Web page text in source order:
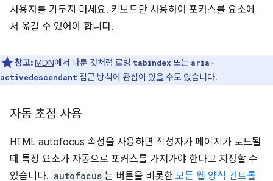
사용자를 가두지 마세요. 키보드만 사용하여 포커스를 요소에
서 옮길 수 있어야 합니다.
참고:MDN에서 다룬 것처럼 로빙 tabindex 또는 aria-
activedescendant 접근 방식에 관심이 있을 수도 있습니다.
자동 초점 사용
HTML autofocus 속성을 사용하면 작성자가 페이지가 로드될
때 특정 요소가 자동으로 포커스를 가져가야 한다고 지정할 수
있습니다. autofocus 는 버튼을 비롯한 모든 웹 양식 컨트롤